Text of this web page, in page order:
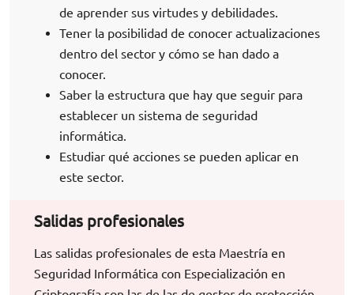
de aprender sus virtudes y debilidades.
Tener la posibilidad de conocer actualizaciones
dentro del sector y cómo se han dado a
conocer.
Saber la estructura que hay que seguir para
establecer un sistema de seguridad
informática.
Estudiar qué acciones se pueden aplicar en
este sector.
Salidas profesionales
Las salidas profesionales de esta Maestría en
Seguridad Informática con Especialización en